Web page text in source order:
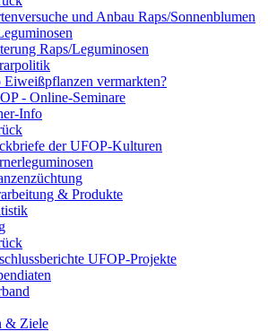
und Anbau Raps/Sonnenblumen
Raps/Leguminosen
Eiweißpflanzen vermarkten?
- Online-Seminare
Info
der UFOP-Kulturen
& Produkte
UFOP-Projekte
& Ziele